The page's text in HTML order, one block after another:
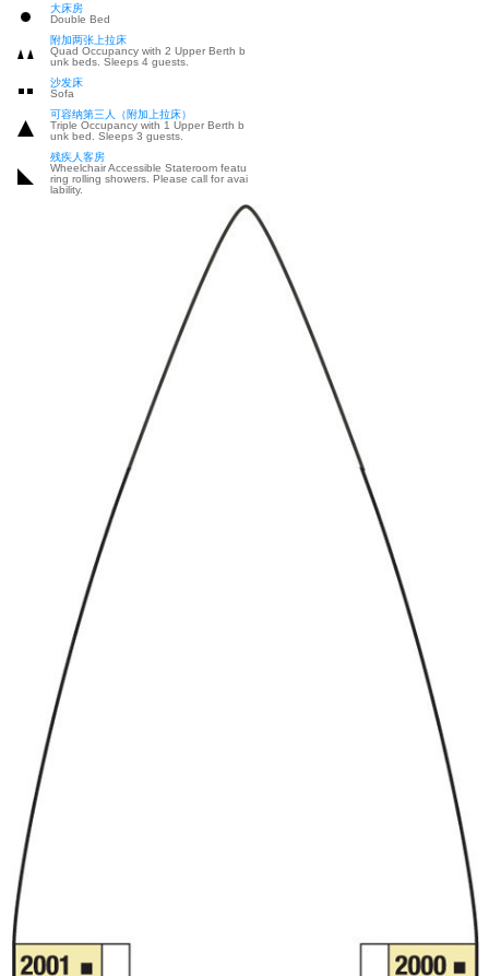
大床房
Double Bed
附加两张上拉床
Quad Occupancy with 2 Upper Berth b
unk beds. Sleeps 4 guests.
沙发床
Sofa
可容纳第三人（附加上拉床）
Triple Occupancy with 1 Upper Berth b
unk bed. Sleeps 3 guests.
残疾人客房
Wheelchair Accessible Stateroom featu
ring rolling showers. Please call for avai
lability.